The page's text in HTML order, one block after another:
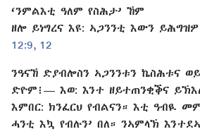
‘ንምልእቲ ዓለም የስሕታ’ ኸም
ዘሎ ይነግረና እዩ: ኣጋንንቲ እውን
12:9,
12
ንዓናኸ ድያብሎስን ኣጋንንቱን ኬስሕቱና
ድዮም፧⁠— እወ: እንተ ዘይተጠንቂቕና
እምበር: ክንፈርህ የብልናን። እቲ ዓብዪ
ሓንቲ እኳ የብሉን’ በለ። ንኣምላኽ